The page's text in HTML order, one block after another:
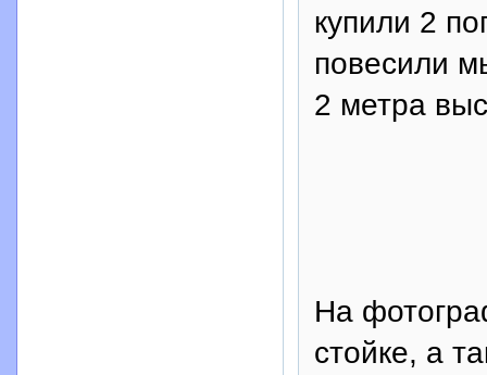
купили 2
повесили
2 метра
На
стойке, а